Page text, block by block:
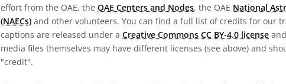
effort from the OAE, the OAE Centers and Nodes, the OAE National
(NAECs) and other volunteers. You can find a full list of credits for our
captions are released under a Creative Commons CC BY-4.0 license
media files themselves may have different licenses (see above) and
"credit".